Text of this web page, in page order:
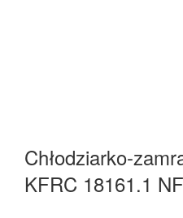
Chłodziarko-
KFRC 18161.1